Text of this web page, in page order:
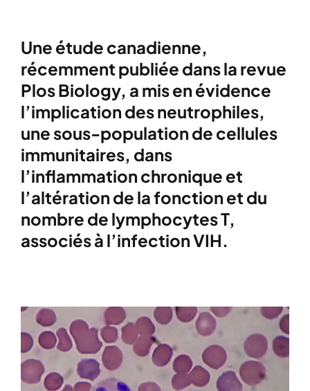
Une étude canadienne,
récemment publiée dans la revue
Plos Biology, a mis en évidence
l’implication des neutrophiles,
une sous-population de cellules
immunitaires, dans
l’inflammation chronique et
l’altération de la fonction et du
nombre de lymphocytes T,
associés à l’infection VIH.